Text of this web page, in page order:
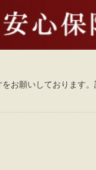
お願いしております。